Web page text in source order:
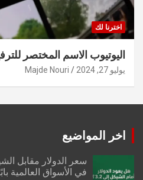
اخترنا لك
اليوتيوب الاسم المختصر
يوليو 27, 2024 Majde Nouri
اخر المواضيع
سعر الدولار مقابل
في الأسواق العالمية